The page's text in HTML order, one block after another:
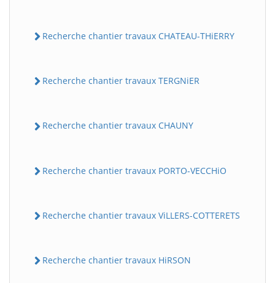
Recherche chantier travaux CHATEAU-THiERRY
Recherche chantier travaux TERGNiER
Recherche chantier travaux CHAUNY
Recherche chantier travaux PORTO-VECCHiO
Recherche chantier travaux ViLLERS-COTTERETS
Recherche chantier travaux HiRSON